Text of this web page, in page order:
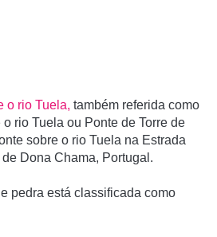
o rio Tuela, também referida como
rio Tuela ou Ponte de Torre de
sobre o rio Tuela na Estrada
Dona Chama, Portugal.
pedra está classificada como